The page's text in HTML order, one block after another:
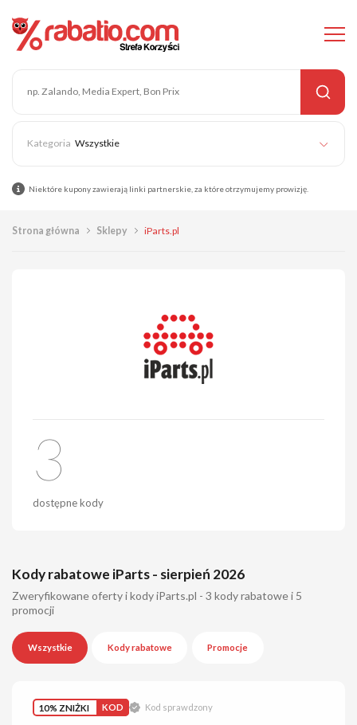
Wszystkie
Niektóre kupony zawierają linki partnerskie, za które otrzymujemy prowizję.
Strona główna Sklepy iParts.pl
3
dostępne kody
Kody rabatowe iParts - sierpień 2026
Zweryfikowane oferty i kody iParts.pl - 3 kody rabatowe i 5
promocji
Wszystkie Kody rabatowe Promocje
10% ZNIŻKI KOD Kod sprawdzony